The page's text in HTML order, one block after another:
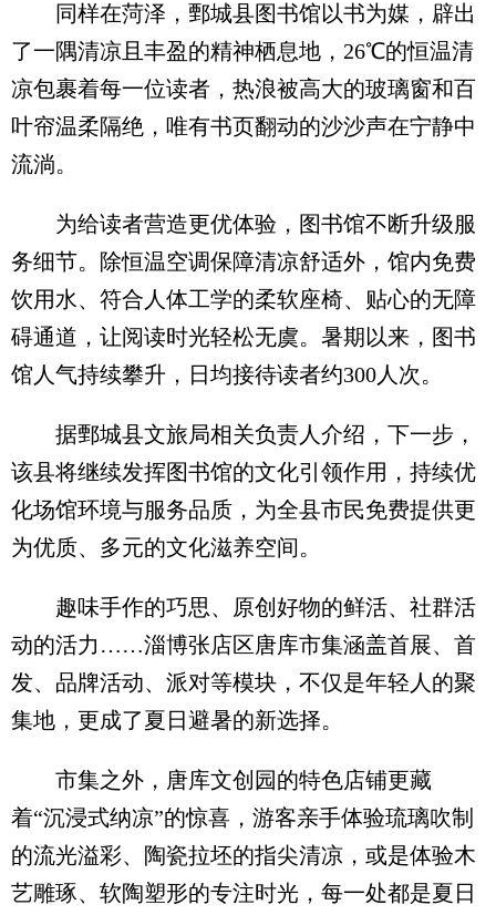
同样在菏泽，鄄城县图书馆以书为媒，辟出
了一隅清凉且丰盈的精神栖息地，26℃的恒温清
凉包裹着每一位读者，热浪被高大的玻璃窗和百
叶帘温柔隔绝，唯有书页翻动的沙沙声在宁静中
流淌。
为给读者营造更优体验，图书馆不断升级服
务细节。除恒温空调保障清凉舒适外，馆内免费
饮用水、符合人体工学的柔软座椅、贴心的无障
碍通道，让阅读时光轻松无虞。暑期以来，图书
馆人气持续攀升，日均接待读者约300人次。
据鄄城县文旅局相关负责人介绍，下一步，
该县将继续发挥图书馆的文化引领作用，持续优
化场馆环境与服务品质，为全县市民免费提供更
为优质、多元的文化滋养空间。
趣味手作的巧思、原创好物的鲜活、社群活
动的活力……淄博张店区唐库市集涵盖首展、首
发、品牌活动、派对等模块，不仅是年轻人的聚
集地，更成了夏日避暑的新选择。
市集之外，唐库文创园的特色店铺更藏
着“沉浸式纳凉”的惊喜，游客亲手体验琉璃吹制
的流光溢彩、陶瓷拉坯的指尖清凉，或是体验木
艺雕琢、软陶塑形的专注时光，每一处都是夏日